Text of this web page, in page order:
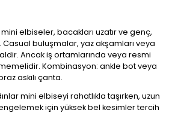
elbiseler, bacakları uzatır ve genç,
Casual buluşmalar, yaz akşamları veya
Ancak iş ortamlarında veya resmi
Kombinasyon: ankle bot veya
askılı çanta.
mini elbiseyi rahatlıkla taşırken, uzun
için yüksek bel kesimler tercih